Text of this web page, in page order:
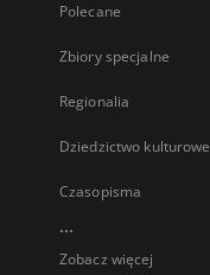
Polecane
Zbiory specjalne
Regionalia
Dziedzictwo kulturowe
Czasopisma
...
Zobacz więcej